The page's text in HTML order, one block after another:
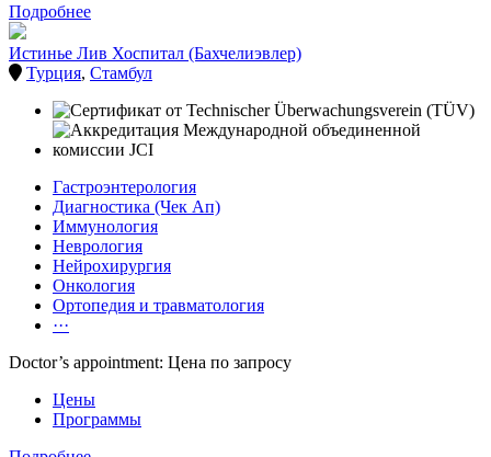
Подробнее
Истинье Лив Хоспитал (Бахчелиэвлер)
Турция, Стамбул
Гастроэнтерология
Диагностика (Чек Ап)
Иммунология
Неврология
Нейрохирургия
Онкология
Ортопедия и травматология
···
Doctor’s appointment: Цена по запросу
Цены
Программы